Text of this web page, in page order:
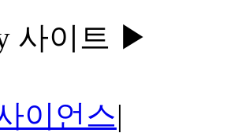
사이트 ▶
이언스|